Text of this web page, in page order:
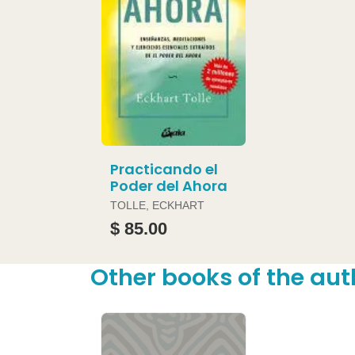
Practicando el
Poder del Ahora
TOLLE, ECKHART
$ 85.00
Other books of the